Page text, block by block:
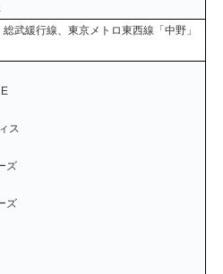
武緩行線、東京メトロ東西線「中野」
ス
ズ
ズ